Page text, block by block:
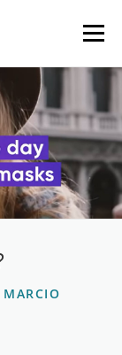
Menu
MARCIO